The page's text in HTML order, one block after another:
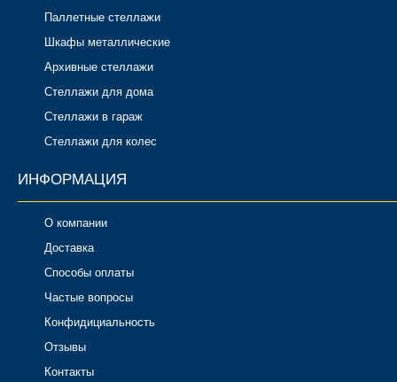
Паллетные стеллажи
Шкафы металлические
Архивные стеллажи
Стеллажи для дома
Стеллажи в гараж
Стеллажи для колес
ИНФОРМАЦИЯ
О компании
Доставка
Способы оплаты
Частые вопросы
Конфидициальность
Отзывы
Контакты